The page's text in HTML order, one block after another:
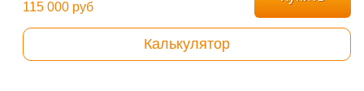
115 000 руб
Калькулятор